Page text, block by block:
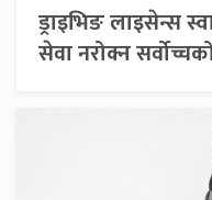
ड्राइभिङ लाइसेन्स
सेवा नरोक्न